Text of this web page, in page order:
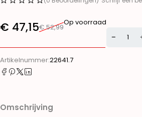
€52,99
€ 47,15 Op voorraad
Artikelnummer:22641.7
Omschrijving